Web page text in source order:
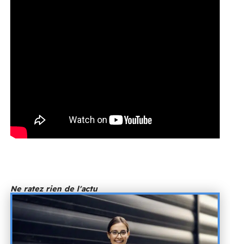
Ne ratez rien de l'actu